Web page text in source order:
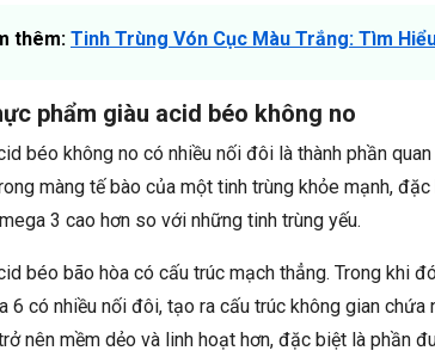
thêm: Tinh Trùng Vón Cục Màu Trắng: Tìm
phẩm giàu acid béo không no
béo không no có nhiều nối đôi là thành phần
màng tế bào của một tinh trùng khỏe mạnh,
3 cao hơn so với những tinh trùng yếu.
béo bão hòa có cấu trúc mạch thẳng. Trong khi
6 có nhiều nối đôi, tạo ra cấu trúc không gian
nên mềm dẻo và linh hoạt hơn, đặc biệt là phần